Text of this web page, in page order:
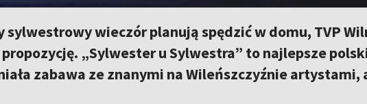
wieczór planują spędzić w domu, TVP
„Sylwester u Sylwestra” to najlepsze
zabawa ze znanymi na Wileńszczyźnie artystami,